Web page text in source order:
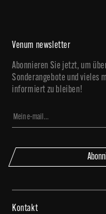
Venum newsletter
Abonnieren Sie jetzt, um
Sonderangebote und vieles
informiert zu bleiben!
Kontakt